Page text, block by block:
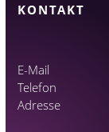
KONTAKT
E-Mail
Telefon
Adresse